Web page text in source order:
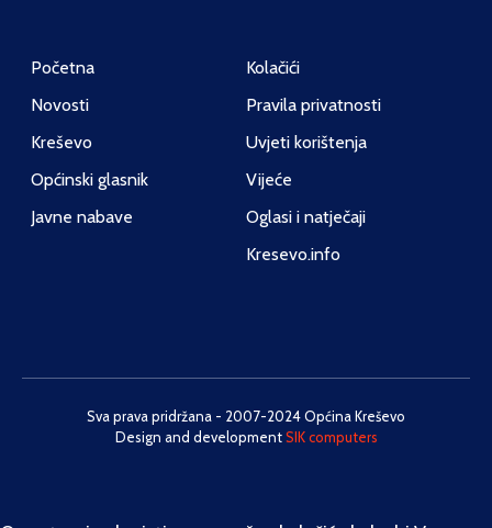
Početna
Novosti
Kreševo
Općinski glasnik
Javne nabave
Kolačići
Pravila privatnosti
Uvjeti korištenja
Vijeće
Oglasi i natječaji
Kresevo.info
Sva prava pridržana - 2007-2024 Općina Kreševo
Design and developmentSIK computers